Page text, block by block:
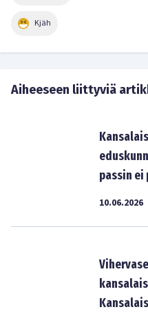
Kjäh
Aiheeseen liittyviä
passin
10.06.2026